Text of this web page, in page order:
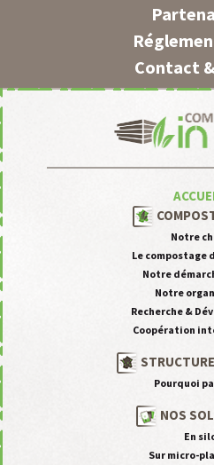
Contact
Notre
Le
Notre
Notre
Recherche &
Coopération
Pourquoi
NOS
En
Sur micro-